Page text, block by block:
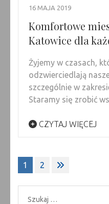
16 MAJA 2019
Komfortowe
Katowice dla
Żyjemy w czasach,
odzwierciedlają
szczególnie w
Staramy się zrobić
CZYTAJ WIĘCEJ
Stronicowanie
wpisów
1 2
Szukaj: